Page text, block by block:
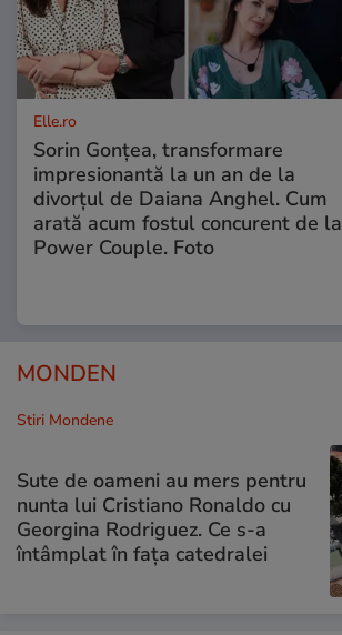
Elle.ro
Sorin Gonțea, transformare
impresionantă la un an de la
divorțul de Daiana Anghel. Cum
arată acum fostul concurent de la
Power Couple. Foto
MONDEN
Stiri Mondene
Sute de oameni au mers pentru
nunta lui Cristiano Ronaldo cu
Georgina Rodriguez. Ce s-a
întâmplat în fața catedralei